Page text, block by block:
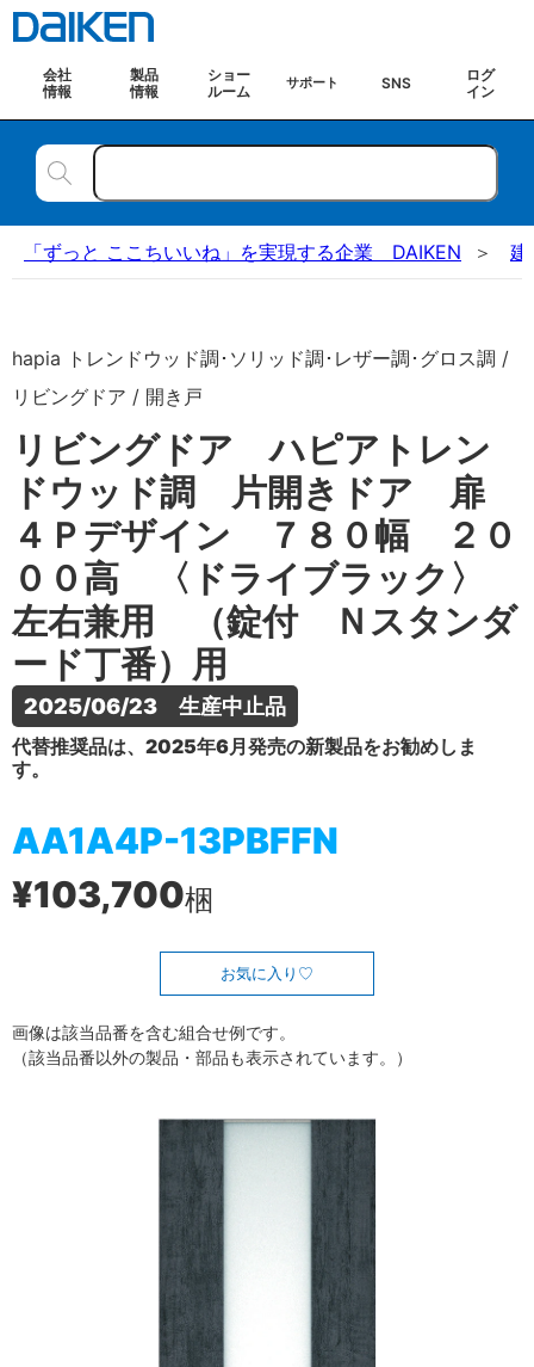
会社
情報
製品
情報
ショー
ルーム
サポート SNS
ログ
イン
「ずっと ここちいいね」を実現する企業 DAIKEN 建
hapia トレンドウッド調･ソリッド調･レザー調･グロス調 /
リビングドア / 開き戸
リビングドア ハピアトレン
ドウッド調 片開きドア 扉
４Ｐデザイン ７８０幅 ２０
００高 〈ドライブラック〉
左右兼用 （錠付 Ｎスタンダ
ード丁番）用
2025/06/23　生産中止品
代替推奨品は、2025年6月発売の新製品をお勧めしま
す。
AA1A4P-13PBFFN
¥103,700梱
お気に入り
画像は該当品番を含む組合せ例です。
（該当品番以外の製品・部品も表示されています。）